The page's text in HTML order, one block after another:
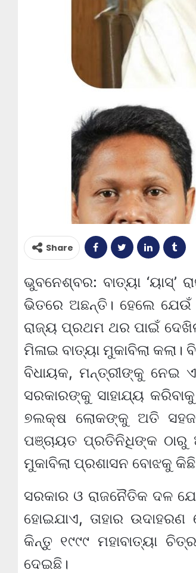
Share
ଭୁବନେଶ୍ବର: ବାତ୍ୟା ‘ୟାସ୍’
ଭିତରେ ଅଛନ୍ତି। ହେଲେ ଯେଉଁ
ରାଜ୍ୟ ପ୍ରଥମ ଥର ପାଇଁ
ମିଳାଇ ବାତ୍ୟା ମୁକାବିଲା
ବିଧାୟକ, ମନ୍ତ୍ରୀଙ୍କୁ ନେଇ
ସରକାରଙ୍କୁ ସାହାଯ୍ୟ
୭ଲକ୍ଷ ଲୋକଙ୍କୁ ଅତି
ପଞ୍ଚାୟତ ପ୍ରତିନିଧିଙ୍କ ଠାରୁ
ମୁକାବିଲା ପ୍ରଶାସନ ବୋଝକୁ
ସରକାର ଓ ରାଜନୈତିକ ଦଳ
ହୋଇଯାଏ, ତାହାର
କିନ୍ତୁ ୧୯୯୯ ମହାବାତ୍ୟା
ଦେଇଛି।